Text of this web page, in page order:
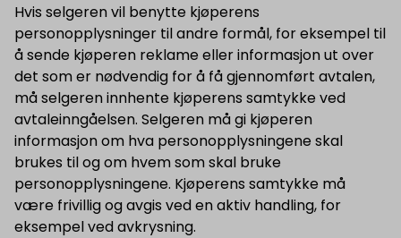
Hvis selgeren vil benytte kjøperens
personopplysninger til andre formål, for eksempel til
å sende kjøperen reklame eller informasjon ut over
det som er nødvendig for å få gjennomført avtalen,
må selgeren innhente kjøperens samtykke ved
avtaleinngåelsen. Selgeren må gi kjøperen
informasjon om hva personopplysningene skal
brukes til og om hvem som skal bruke
personopplysningene. Kjøperens samtykke må
være frivillig og avgis ved en aktiv handling, for
eksempel ved avkrysning.